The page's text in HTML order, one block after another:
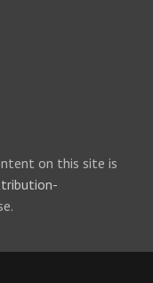
on this site is